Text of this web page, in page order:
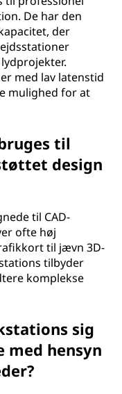
De har den
der
med lav latenstid
mulighed for at
til
design
til CAD-
ofte høj
til jævn 3D-
tilbyder
komplekse
sig
hensyn